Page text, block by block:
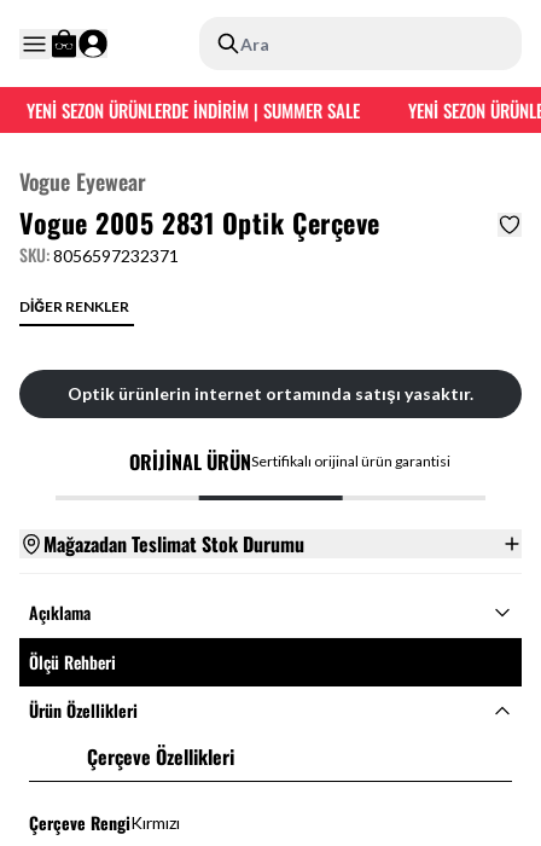
Ara
YENİ SEZON ÜRÜNLERDE İNDİRİM | SUMMER SALE YENİ SEZON
Vogue Eyewear
Vogue 2005 2831 Optik Çerçeve
SKU:8056597232371
DİĞER RENKLER
Optik ürünlerin internet ortamında satışı yasaktır.
ORİJİNAL ÜRÜNSertifikalı orijinal ürün garantisi
Mağazadan Teslimat Stok Durumu
Açıklama
Ölçü Rehberi
Ürün Özellikleri
Çerçeve Özellikleri
Çerçeve RengiKırmızı